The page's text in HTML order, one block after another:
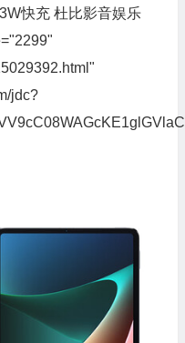
快充 杜比影音娱乐
jdc?